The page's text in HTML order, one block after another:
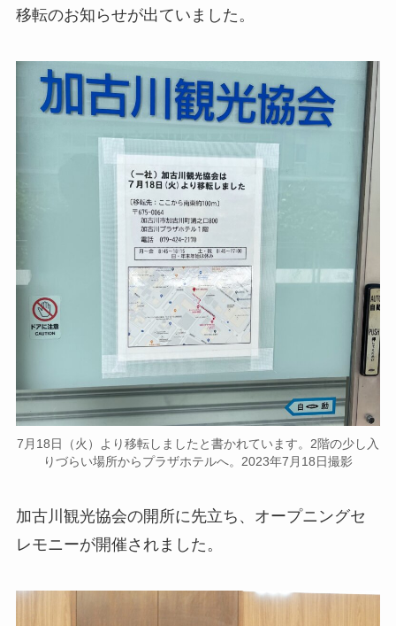
移転のお知らせが出ていました。
7月18日（火）より移転しましたと書かれています。2階の少し入
りづらい場所からプラザホテルへ。2023年7月18日撮影
加古川観光協会の開所に先立ち、オープニングセ
レモニーが開催されました。